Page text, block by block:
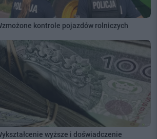
kontrole pojazdów rolniczych
wyższe i doświadczenie